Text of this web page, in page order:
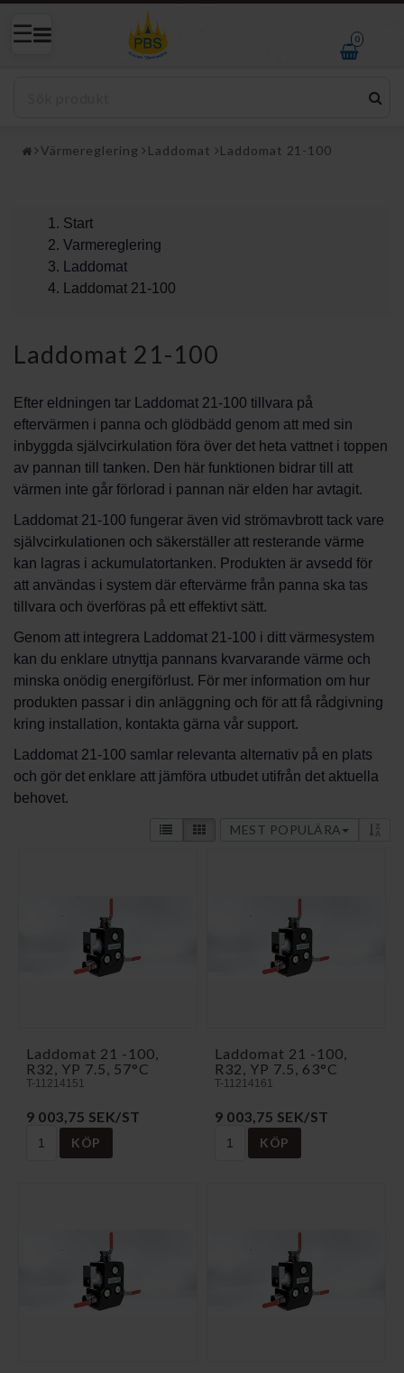
0
Värmereglering Laddomat Laddomat 21-100
Start
Varmereglering
Laddomat
Laddomat 21-100
Laddomat 21-100
Efter eldningen tar Laddomat 21-100 tillvara på
eftervärmen i panna och glödbädd genom att med sin
inbyggda självcirkulation föra över det heta vattnet i toppen
av pannan till tanken. Den här funktionen bidrar till att
värmen inte går förlorad i pannan när elden har avtagit.
Laddomat 21-100 fungerar även vid strömavbrott tack vare
självcirkulationen och säkerställer att resterande värme
kan lagras i ackumulatortanken. Produkten är avsedd för
att användas i system där eftervärme från panna ska tas
tillvara och överföras på ett effektivt sätt.
Genom att integrera Laddomat 21-100 i ditt värmesystem
kan du enklare utnyttja pannans kvarvarande värme och
minska onödig energiförlust. För mer information om hur
produkten passar i din anläggning och för att få rådgivning
kring installation, kontakta gärna vår support.
Laddomat 21-100 samlar relevanta alternativ på en plats
och gör det enklare att jämföra utbudet utifrån det aktuella
behovet.
MEST POPULÄRA
Laddomat 21 -100,
R32, YP 7.5, 57°C
T-11214151
9 003,75 SEK/ST
KÖP
Laddomat 21 -100,
R32, YP 7.5, 63°C
T-11214161
9 003,75 SEK/ST
KÖP